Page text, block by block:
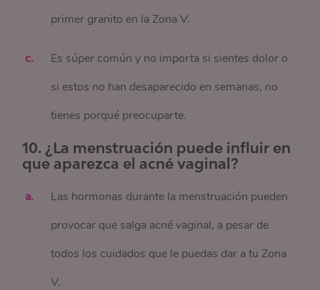
primer granito en la Zona V.
Es súper común y no importa si sientes dolor o
si estos no han desaparecido en semanas, no
tienes porqué preocuparte.
10. ¿La menstruación puede influir en
que aparezca el acné vaginal?
Las hormonas durante la menstruación pueden
provocar que salga acné vaginal, a pesar de
todos los cuidados que le puedas dar a tu Zona
V.